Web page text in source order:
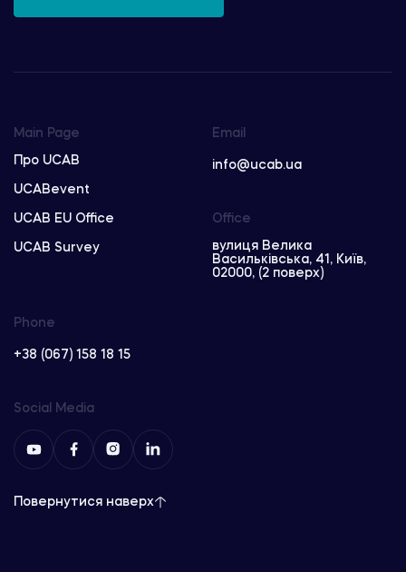
Main Page
Про UCAB
UCABevent
UCAB EU Office
UCAB Survey
Email
info@ucab.ua
Phone
+38 (067) 158 18 15
Office
вулиця Велика
Васильківська, 41, Київ,
02000, (2 поверх)
Social Media
Повернутися наверх